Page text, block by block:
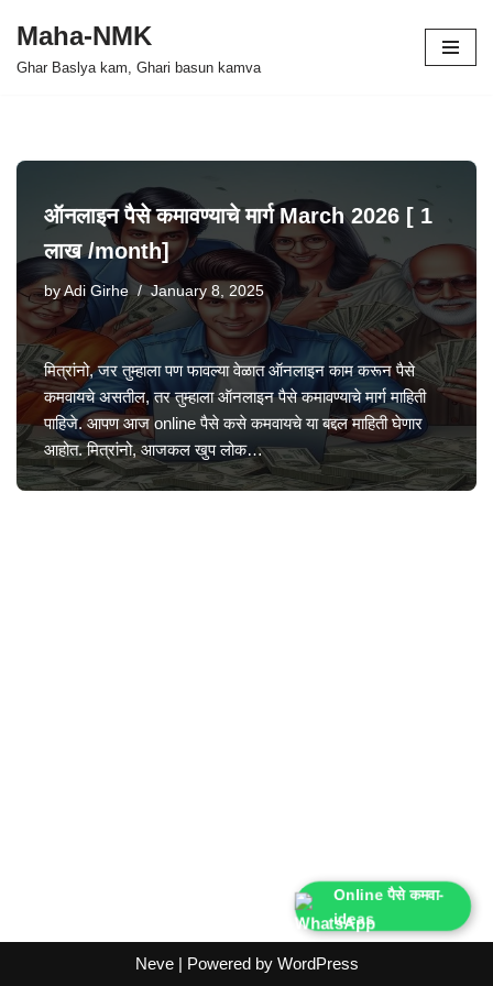
Skip
Maha-NMK
Ghar Baslya kam, Ghari basun kamva
ऑनलाइन पैसे कमावण्याचे मार्ग March 2026 [ 1
लाख /month]
byAdi Girhe January 8, 2025
मित्रांनो, जर तुम्हाला पण फावल्या वेळात ऑनलाइन काम करून पैसे
कमवायचे असतील, तर तुम्हाला ऑनलाइन पैसे कमावण्याचे मार्ग माहिती
पाहिजे. आपण आज online पैसे कसे कमवायचे या बद्दल माहिती घेणार
आहोत. मित्रांनो, आजकल खुप लोक…
Neve| Powered by WordPress
Online पैसे कमवा-
ideas